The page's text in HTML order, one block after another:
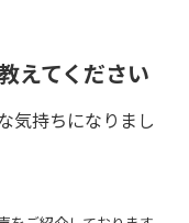
えてください
気持ちになりまし